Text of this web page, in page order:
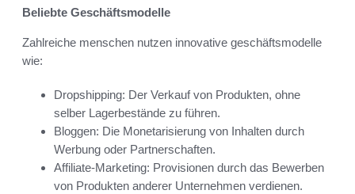
Beliebte Geschäftsmodelle
Zahlreiche menschen nutzen innovative geschäftsmodelle
wie:
Dropshipping: Der Verkauf von Produkten, ohne
selber Lagerbestände zu führen.
Bloggen: Die Monetarisierung von Inhalten durch
Werbung oder Partnerschaften.
Affiliate-Marketing: Provisionen durch das Bewerben
von Produkten anderer Unternehmen verdienen.